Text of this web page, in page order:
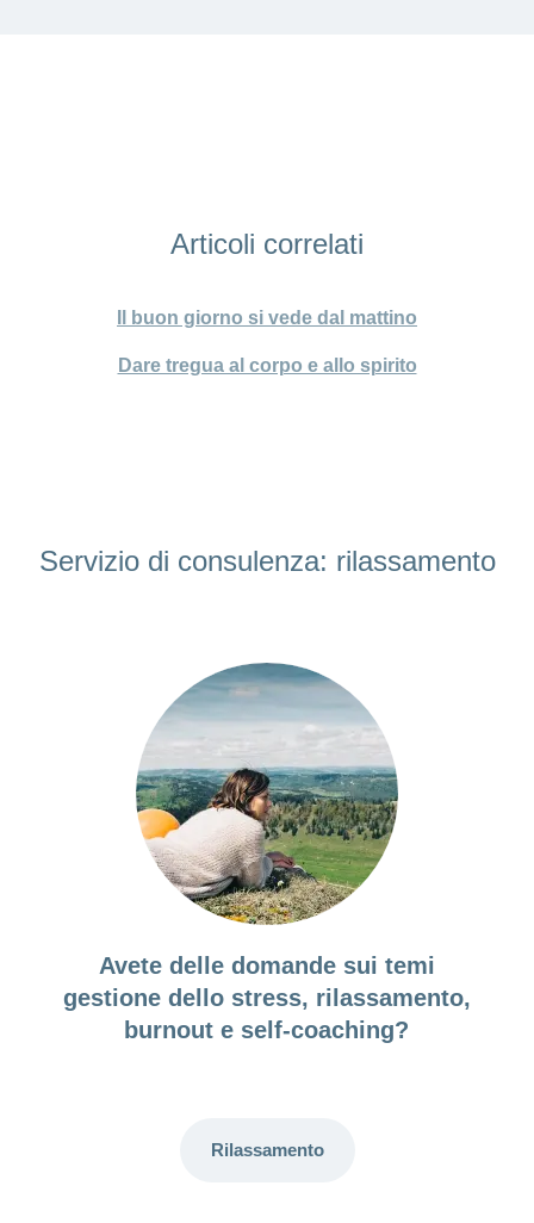
Articoli correlati
Il buon giorno si vede dal mattino
Dare tregua al corpo e allo spirito
Servizio di consulenza: rilassamento
Avete delle domande sui temi
gestione dello stress, rilassamento,
burnout e self-coaching?
Rilassamento